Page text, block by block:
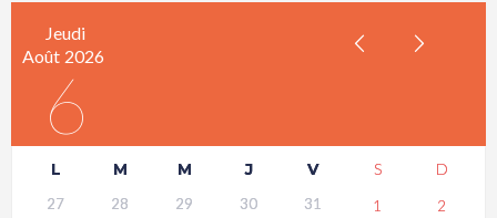
Jeudi
Août 2026
6
L M M J V S D
27 28 29 30 31 1 2